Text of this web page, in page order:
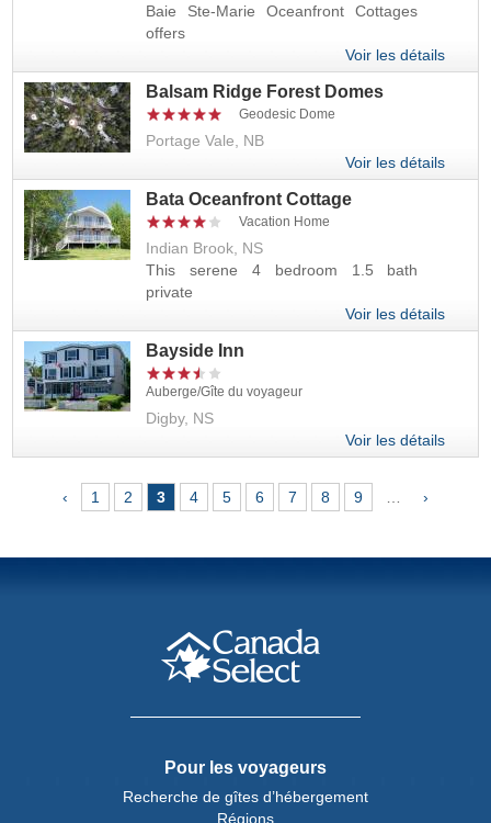
Baie Ste-Marie Oceanfront Cottages
offers
Voir les détails
Balsam Ridge Forest Domes
Geodesic Dome
Portage Vale, NB
Voir les détails
Bata Oceanfront Cottage
Vacation Home
Indian Brook, NS
This serene 4 bedroom 1.5 bath
private
Voir les détails
Bayside Inn
Auberge/Gîte du voyageur
Digby, NS
Voir les détails
‹ 1 2 3 4 5 6 7 8 9 … ›
Pour les voyageurs
Recherche de gîtes d’hébergement
Régions